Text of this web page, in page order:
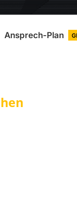
Ansprech-Plan